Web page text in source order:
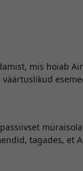
mis hoiab
tagades, et